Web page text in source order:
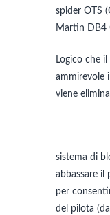
spider OTS
Martin DB4
Logico che
ammirevole
viene
sistema di
abbassare il
per
del pilota